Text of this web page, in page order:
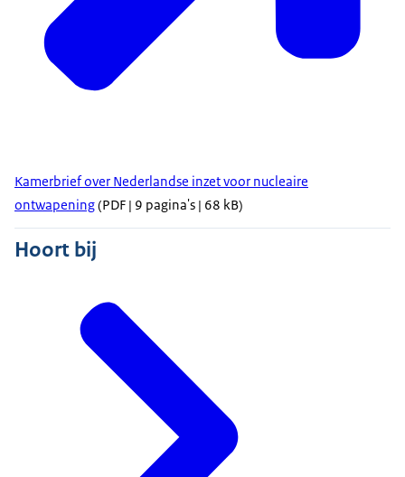
Kamerbrief over Nederlandse inzet voor nucleaire
ontwapening(PDF | 9 pagina's | 68 kB)
Hoort bij